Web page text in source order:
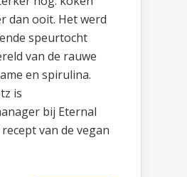
dan ooit. Het werd
speurtocht
van de rauwe
en spirulina.
is
bij Eternal
van de vegan